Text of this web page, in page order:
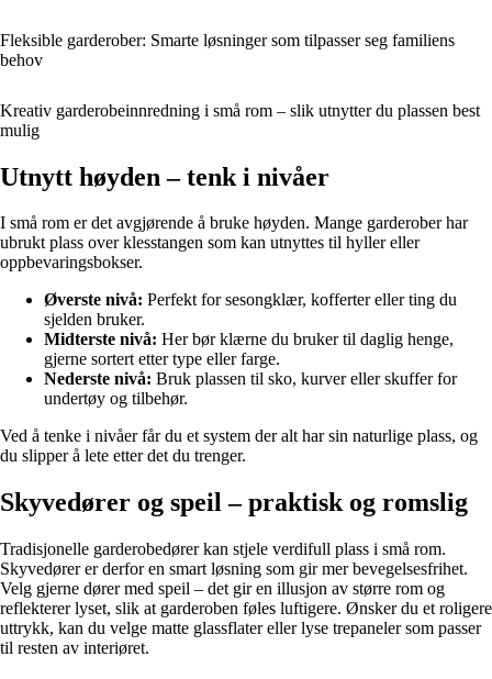
Fleksible garderober: Smarte løsninger som tilpasser seg familiens
behov
Kreativ garderobeinnredning i små rom – slik utnytter du plassen best
mulig
Utnytt høyden – tenk i nivåer
I små rom er det avgjørende å bruke høyden. Mange garderober har
ubrukt plass over klesstangen som kan utnyttes til hyller eller
oppbevaringsbokser.
Øverste nivå: Perfekt for sesongklær, kofferter eller ting du
sjelden bruker.
Midterste nivå: Her bør klærne du bruker til daglig henge,
gjerne sortert etter type eller farge.
Nederste nivå: Bruk plassen til sko, kurver eller skuffer for
undertøy og tilbehør.
Ved å tenke i nivåer får du et system der alt har sin naturlige plass, og
du slipper å lete etter det du trenger.
Skyvedører og speil – praktisk og romslig
Tradisjonelle garderobedører kan stjele verdifull plass i små rom.
Skyvedører er derfor en smart løsning som gir mer bevegelsesfrihet.
Velg gjerne dører med speil – det gir en illusjon av større rom og
reflekterer lyset, slik at garderoben føles luftigere. Ønsker du et roligere
uttrykk, kan du velge matte glassflater eller lyse trepaneler som passer
til resten av interiøret.